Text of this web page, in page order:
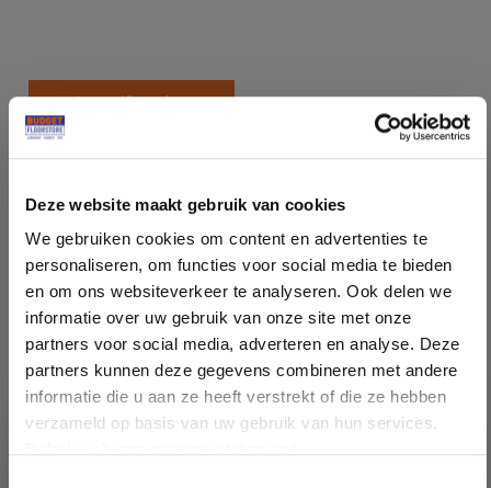
Deze website maakt gebruik van cookies
We gebruiken cookies om content en advertenties te
personaliseren, om functies voor social media te bieden
en om ons websiteverkeer te analyseren. Ook delen we
informatie over uw gebruik van onze site met onze
partners voor social media, adverteren en analyse. Deze
partners kunnen deze gegevens combineren met andere
informatie die u aan ze heeft verstrekt of die ze hebben
verzameld op basis van uw gebruik van hun services.
Specificaties
Dessin vloertype: Betonlook tegels
Inhoud per pak (m²): 2,23
Plankdikte (mm): 7,00